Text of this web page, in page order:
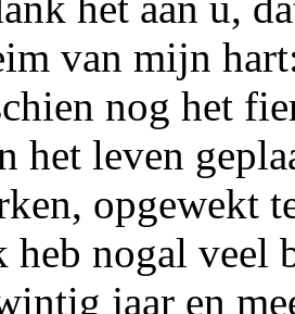
van mijn
nog het
het leven
opgewekt
heb nogal veel
jaar en